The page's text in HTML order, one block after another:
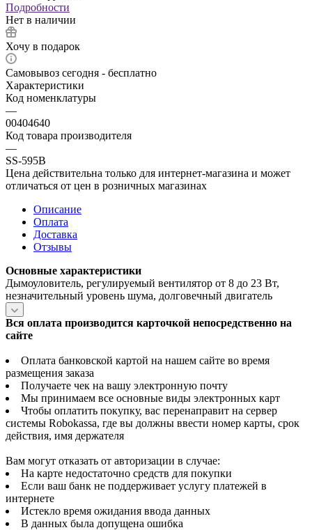
Подробности
Нет в наличии
Хочу в подарок
Самовывоз сегодня - бесплатно
Характеристики
Код номенклатуры
—
00404640
Код товара производителя
—
SS-595B
Цена действительна только для интернет-магазина и может
отличаться от цен в розничных магазинах
Описание
Оплата
Доставка
Отзывы
Основные характеристики
Дымоуловитель, регулируемый вентилятор от 8 до 23 Вт,
незначительный уровень шума, долговечный двигатель
Вся оплата производится карточкой непосредственно на
сайте
Оплата банковской картой на нашем сайте во время
размещения заказа
Получаете чек на вашу электронную почту
Мы принимаем все основные виды электронных карт
Чтобы оплатить покупку, вас перенаправит на сервер
системы Robokassa, где вы должны ввести номер карты, срок
действия, имя держателя
Вам могут отказать от авторизации в случае:
На карте недостаточно средств для покупки
Если ваш банк не поддерживает услугу платежей в
интернете
Истекло время ожидания ввода данных
В данных была допущена ошибка